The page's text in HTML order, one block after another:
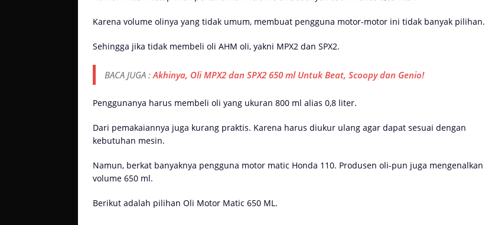
Karena volume olinya yang tidak umum, membuat pengguna motor-motor ini tidak banyak pilihan.
Sehingga jika tidak membeli oli AHM oli, yakni MPX2 dan SPX2.
BACA JUGA :Akhinya, Oli MPX2 dan SPX2 650 ml Untuk Beat, Scoopy dan Genio!
Penggunanya harus membeli oli yang ukuran 800 ml alias 0,8 liter.
Dari pemakaiannya juga kurang praktis. Karena harus diukur ulang agar dapat sesuai dengan
kebutuhan mesin.
Namun, berkat banyaknya pengguna motor matic Honda 110. Produsen oli-pun juga mengenalkan
volume 650 ml.
Berikut adalah pilihan Oli Motor Matic 650 ML.